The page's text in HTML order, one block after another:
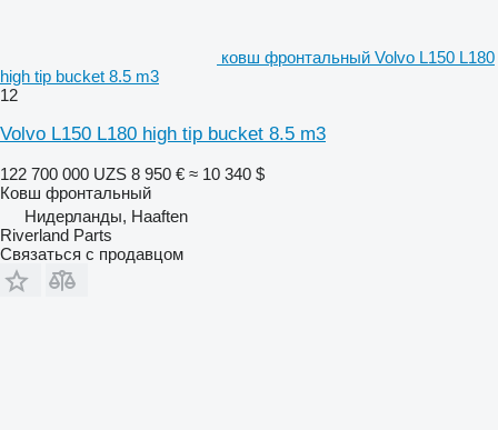
ковш фронтальный Volvo L150 L180
high tip bucket 8.5 m3
12
Volvo L150 L180 high tip bucket 8.5 m3
122 700 000 UZS 8 950 € ≈ 10 340 $
Ковш фронтальный
Нидерланды, Haaften
Riverland Parts
Связаться с продавцом